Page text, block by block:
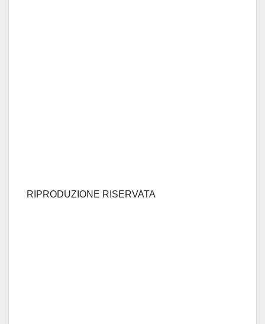
RIPRODUZIONE RISERVATA